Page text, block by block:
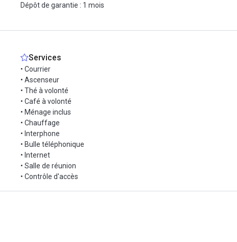
Dépôt de garantie : 1 mois
Services
• Courrier
• Ascenseur
• Thé à volonté
• Café à volonté
• Ménage inclus
• Chauffage
• Interphone
• Bulle téléphonique
• Internet
• Salle de réunion
• Contrôle d'accès